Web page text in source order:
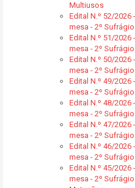
Multiusos
Edital N.º 52/
mesa - 2º
Edital N.º 51/
mesa - 2º
Edital N.º 50/
mesa - 2º
Edital N.º 49/
mesa - 2º
Edital N.º 48/
mesa - 2º Sufrágio
Edital N.º 47/
mesa - 2º
Edital N.º 46/
mesa - 2º
Edital N.º 45/
mesa - 2º